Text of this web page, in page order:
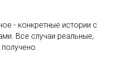
- конкретные истории с
Все случаи реальные,